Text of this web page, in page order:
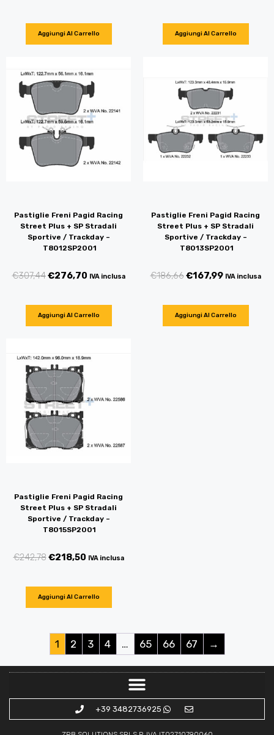
Aggiungi Al Carrello Aggiungi Al Carrello
Pastiglie Freni Pagid Racing
Street Plus + SP Stradali
Sportive / Trackday –
T8012SP2001
€307,44€276,70 IVA inclusa
Aggiungi Al Carrello
Pastiglie Freni Pagid Racing
Street Plus + SP Stradali
Sportive / Trackday –
T8013SP2001
€186,66€167,99 IVA inclusa
Aggiungi Al Carrello
Pastiglie Freni Pagid Racing
Street Plus + SP Stradali
Sportive / Trackday –
T8015SP2001
€242,78€218,50 IVA inclusa
Aggiungi Al Carrello
1 2 3 4 … 65 66 67 →
+39 3482736925